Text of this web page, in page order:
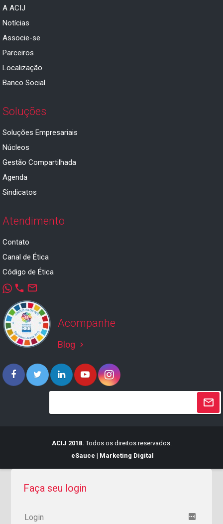
A ACIJ
Notícias
Associe-se
Parceiros
Localização
Banco Social
Soluções
Soluções Empresariais
Núcleos
Gestão Compartilhada
Agenda
Sindicatos
Atendimento
Contato
Canal de Ética
Código de Ética
phone mail_outline
Acompanhe
Blog keyboard_arrow_right
ACIJ 2018. Todos os direitos reservados.
eSauce | Marketing Digital
Faça seu login